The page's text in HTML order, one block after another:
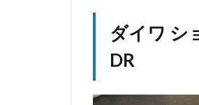
1.2
ルア
ーの
ダイワ シ
DR